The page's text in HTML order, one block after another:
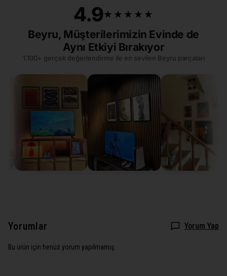
4.9★★★★★
★★★★★
Beyru, Müşterilerimizin Evinde de
Aynı Etkiyi Bırakıyor
1.100+ gerçek değerlendirme ile en sevilen Beyru parçaları
Yorumlar Yorum Yap
Bu ürün için henüz yorum yapılmamış.